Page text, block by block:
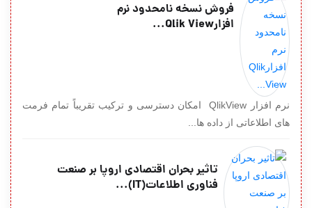
فروش نسخه نامحدود نرم
افزارQlik View...
نرم افزار QlikView امکان دسترسی و ترکیب تقریباً تمام فرمت
های اطلاعاتی از داده ها...
تاثیر بحران اقتصادی اروپا بر صنعت
فناوری اطلاعات(IT)...